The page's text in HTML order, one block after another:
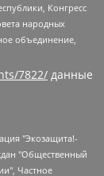
Конгресс
народных
объединение,
7822/ данные
Алла Михайловна, Малкова Ирина Владимировна, Мурадов Мурад Абдулгалимович, Осетинская Елизавета Николаевна, Понасенков Евгений Николаевич, Ганапольский Матвей Юрьевич, Киселев Евгений Алексеевич, Борухович Ирина Григорьевна, Дремин Иван Тимофеевич, Дубровский Дмитрий Викторович, Красноярская региональная общественная организация поддержки и развития альтернативных образовательных технологий и межкультурных коммуникаций "ИНТЕРРА", Маяковская Екатерина Алексеевна, Фейгин Марк Захарович, Филимонов Андрей Викторович, Дзугкоева Регина Николаевна, Доброхотов Роман Александрович, Дудь Юрий Александрович, Елкин Сергей Владимирович, Кругликов Кирилл Игоревич, Сабунаева Мария Леонидовна, Семенов Алексей Владимирович, Шаинян Карен Багратович, Шульман Екатерина Михайловна, Асафьев Артур Валерьевич, Вахштайн Виктор Семенович, Венедиктов Алексей Алексеевич, Лушникова Екатерина Евгеньевна, Волков Леонид Михайлович, Невзоров Александр Глебович, Пархоменко Сергей Борисович, Сироткин Ярослав Николаевич, Кара-Мурза Владимир Владимирович, Баранова Наталья Владимировна, Гозман Леонид Яковлевич, Кагарлицкий Борис Юльевич, Климарев Михаил Валерьевич, Милов Владимир Станиславович, Автономная некоммерческая организация Краснодарский центр современного искусства "Типография", Моргенштерн Алишер Тагирович, Соболь Любовь Эдуардовна, Общество с ограниченной ответственностью "ЛИЗА НОРМ", Каспаров Гарри Кимович, Ходорковский Михаил Борисович, Общество с ограниченной ответственностью "Апрельские тезисы", Данилович Ирина Брониславовна, Кашин Олег Владимирович, Петров Николай Владимирович, Пивоваров Алексей Владимирович, Соколов Михаил Владимирович, Цветкова Юлия Владимировна, Чичваркин Евгений Александрович, Комитет против пыток/Команда против пыток, Общество с ограниченной ответственностью "Первый научный", Общество с ограниченной ответственностью "Вертолет и ко", Белоцерковская Вероника Борисовна, Кац Максим Евгеньевич, Лазарева Татьяна Юрьевна, Шаведдинов Руслан Табризович, Яшин Илья Валерьевич, Общество с ограниченной ответственностью "Иноагент ААВ", Алешковский Дмитрий Петрович, Альбац Евгения Марковна, Быков Дмитрий Львович, Галямина Юлия Евгеньевна, Лойко Сергей Леонидович, Мартынов Кирилл Константинович, Медведев Сергей Александрович, Крашенинников Федор Геннадиевич, Гордеева Катерина Вл